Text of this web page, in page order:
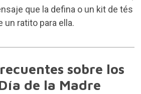
que la defina o un kit de tés
un ratito para ella.
sobre los
de la Madre